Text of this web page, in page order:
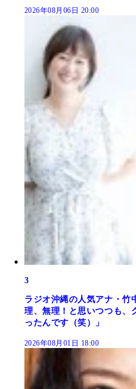
2026年08月06日 20:00
3
ラジオ沖縄の人気アナ・竹
理、無理！と思いつつも、
ったんです（笑）」
2026年08月01日 18:00